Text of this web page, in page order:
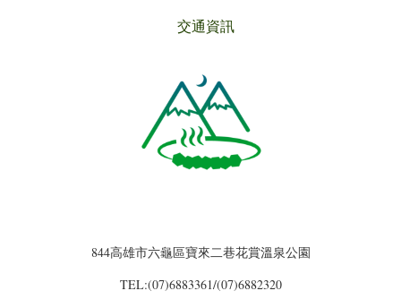
交通資訊
844高雄市六龜區寶來二巷花賞溫泉公園
TEL:(07)6883361/(07)6882320